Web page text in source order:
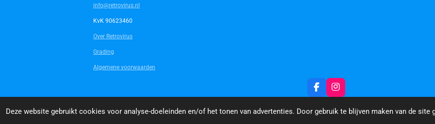
Deze website gebruikt cookies voor analyse-doeleinden en/of het tonen van advertenties. Door gebruik te blijven maken van de site
info@retrovirus.nl
KvK 90623460
Over Retrovirus
Grading
Algemene voorwaarden
F
a
c
e
I
n
s